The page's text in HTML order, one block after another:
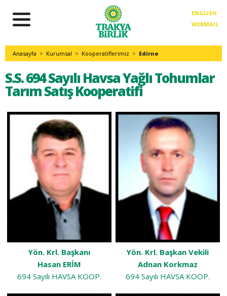
ENGLISH
WEBMAIL
Anasayfa > Kurumsal > Kooperatiflerimiz > Edirne
S.S. 694 Sayılı Havsa Yağlı Tohumlar
Tarım Satış Kooperatifi
Yön. Krl. Başkanı
Hasan ERİM
694 Sayılı HAVSA KOOP.
Yön. Krl. Başkan Vekili
Adnan Korkmaz
694 Sayılı HAVSA KOOP.